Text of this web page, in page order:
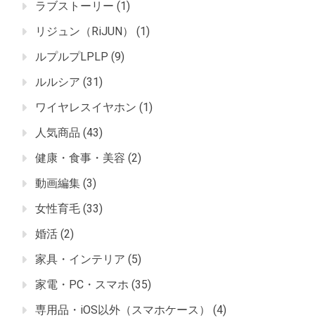
ラブストーリー (1)
リジュン（RiJUN）
(1)
ルプルプLPLP (9)
ルルシア (31)
ワイヤレスイヤホン (1)
人気商品 (43)
健康・食事・美容 (2)
動画編集 (3)
女性育毛 (33)
婚活 (2)
家具・インテリア (5)
家電・PC・スマホ (35)
専用品・iOS以外（スマホケース）
(4)